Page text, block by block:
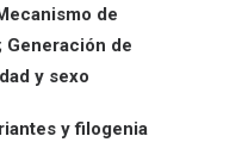
de
Generación de
y sexo
y filogenia